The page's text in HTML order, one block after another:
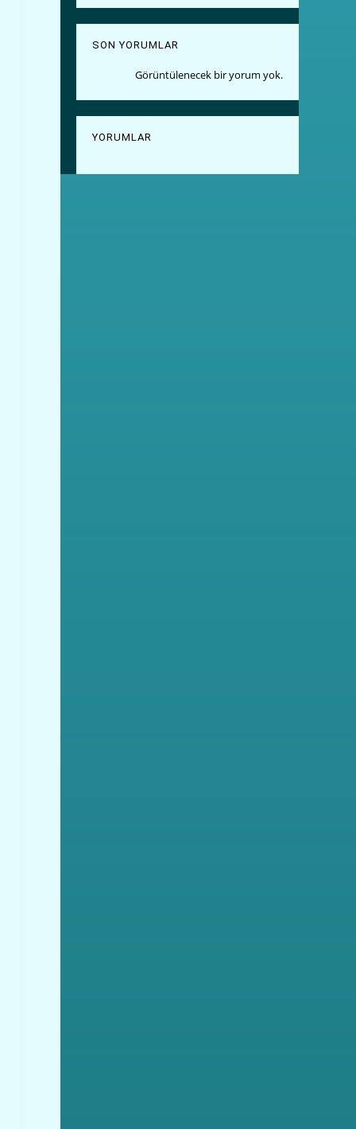
SON YORUMLAR
Görüntülenecek bir yorum yok.
YORUMLAR